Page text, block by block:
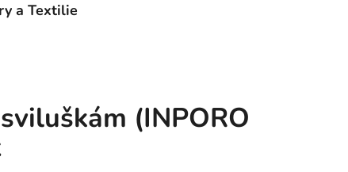
a Textilie
(INPORO